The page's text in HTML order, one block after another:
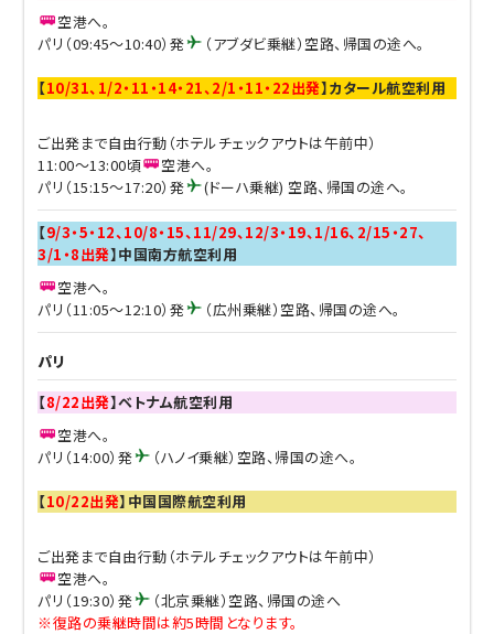
空港へ。
パリ（09:45～10:40）発
（アブダビ乗継）空路、帰国の途へ。
【10/31、1/2・11・14・21、2/1・11・22出発】カタール航空利用
ご出発まで自由行動（ホテルチェックアウトは午前中）
11:00～13:00頃
空港へ。
パリ（15:15～17:20）発
(ドーハ乗継) 空路、帰国の途へ。
【9/3・5・12、10/8・15、11/29、12/3・19、1/16、2/15・27、
3/1・8出発】中国南方航空利用
空港へ。
パリ（11:05～12:10）発
（広州乗継）空路、帰国の途へ。
パリ
【8/22出発】ベトナム航空利用
空港へ。
パリ（14:00）発
（ハノイ乗継）空路、帰国の途へ。
【10/22出発】中国国際航空利用
ご出発まで自由行動（ホテルチェックアウトは午前中）
空港へ。
パリ（19:30）発
（北京乗継）空路、帰国の途へ
※復路の乗継時間は約5時間となります。